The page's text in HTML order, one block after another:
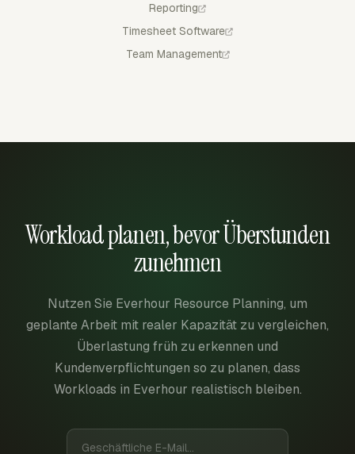
Reporting
Timesheet Software
Team Management
Workload planen, bevor Überstunden
zunehmen
Nutzen Sie Everhour Resource Planning, um
geplante Arbeit mit realer Kapazität zu vergleichen,
Überlastung früh zu erkennen und
Kundenverpflichtungen so zu planen, dass
Workloads in Everhour realistisch bleiben.